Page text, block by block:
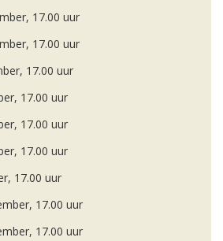
17.00 uur
17.00 uur
17.00 uur
17.00 uur
17.00 uur
17.00 uur
17.00 uur
17.00 uur
17.00 uur